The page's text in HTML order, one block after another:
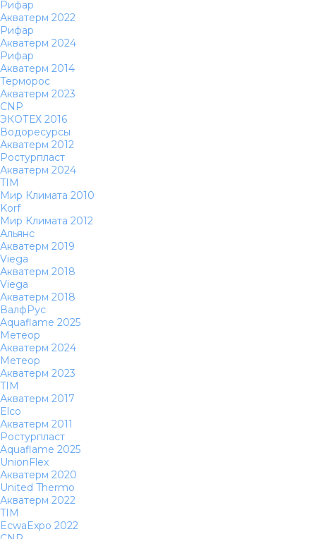
Рифар
Акватерм 2022
Рифар
Акватерм 2024
Рифар
Акватерм 2014
Терморос
Акватерм 2023
CNP
ЭКОТЕХ 2016
Водоресурсы
Акватерм 2012
Ростурпласт
Акватерм 2024
TIM
Мир Климата 2010
Korf
Мир Климата 2012
Альянс
Акватерм 2019
Viega
Акватерм 2018
Viega
Акватерм 2018
ВалфРус
Aquaflame 2025
Метеор
Акватерм 2024
Метеор
Акватерм 2023
TIM
Акватерм 2017
Elco
Акватерм 2011
Ростурпласт
Aquaflame 2025
UnionFlex
Акватерм 2020
United Thermo
Акватерм 2022
TIM
EcwaExpo 2022